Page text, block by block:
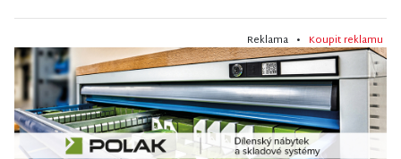
Reklama • Koupit reklamu